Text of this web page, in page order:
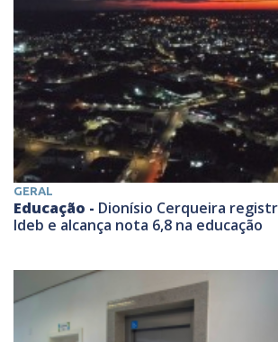
GERAL
Educação - Dionísio Cerqueira
Ideb e alcança nota 6,8 na educação